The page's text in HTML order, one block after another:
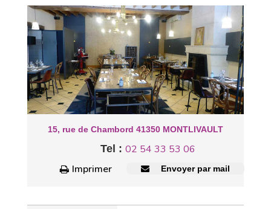
15, rue de Chambord 41350 MONTLIVAULT
Tel : 02 54 33 53 06
Imprimer
Envoyer par mail